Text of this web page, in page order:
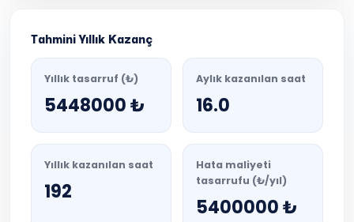
Tahmini Yıllık Kazanç
Yıllık tasarruf (₺)
5448000 ₺
Aylık kazanılan saat
16.0
Yıllık kazanılan saat
192
Hata maliyeti
tasarrufu (₺/yıl)
5400000 ₺